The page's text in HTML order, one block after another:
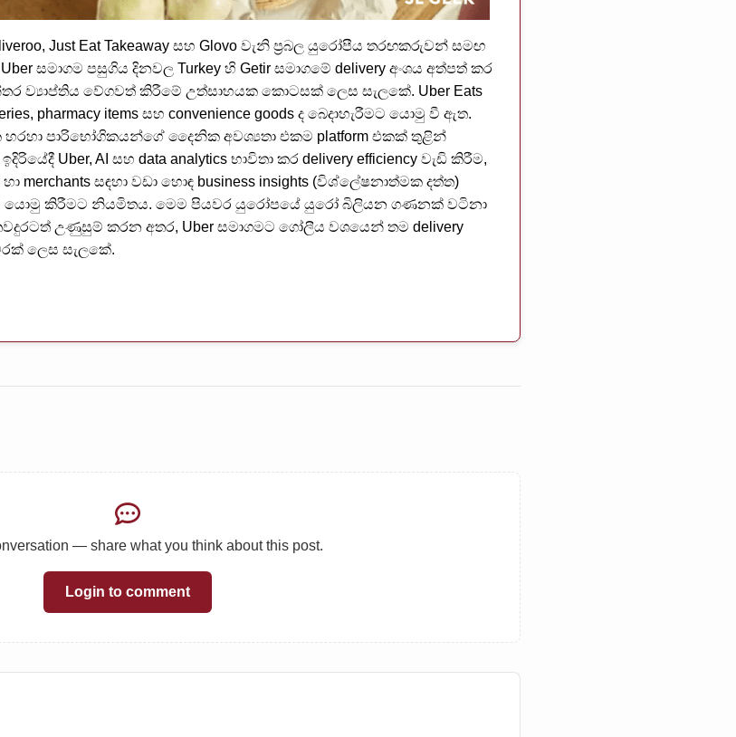
Just Eat Takeaway සහ Glovo වැනි ප්‍රබල යුරෝපීය තරඟකරුවන් සමඟ
සමාගම පසුගිය දිනවල Turkey හි Getir සමාගමේ delivery අංශය අත්පත් කර
ව්‍යාප්තිය වේගවත් කිරීමේ උත්සාහයක කොටසක් ලෙස සැලකේ. Uber Eats
pharmacy items සහ convenience goods ද බෙදාහැරීමට යොමු වී ඇත.
හරහා පාරිභෝගිකයන්ගේ දෛනික අවශ්‍යතා එකම platform එකක් තුළින්
Uber, AI සහ data analytics භාවිතා කර delivery efficiency වැඩි කිරීම,
merchants සඳහා වඩා හොඳ business insights (විශ්ලේෂනාත්මක දත්ත)
යොමු කිරීමට නියමිතය. මෙම පියවර යුරෝපයේ යුරෝ බිලියන ගණනක් වටිනා
උණුසුම් කරන අතර, Uber සමාගමට ගෝලීය වශයෙන් තම delivery
ලෙස සැලකේ.
— share what you think about this post.
Login to comment